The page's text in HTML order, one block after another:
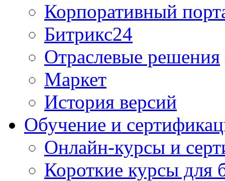
Корпоративный
Битрикс24
Отраслевые решения
Маркет
История версий
Обучение и
Онлайн-курсы и
Короткие курсы для